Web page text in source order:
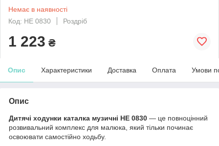
Немає в наявності
Код: НЕ 0830
Роздріб
1 223 ₴
Опис Характеристики Доставка Оплата Умови
Опис
Дитячі ходунки каталка музичні НЕ 0830 — це повноцінний
розвивальний комплекс для малюка, який тільки починає
освоювати самостійно ходьбу.